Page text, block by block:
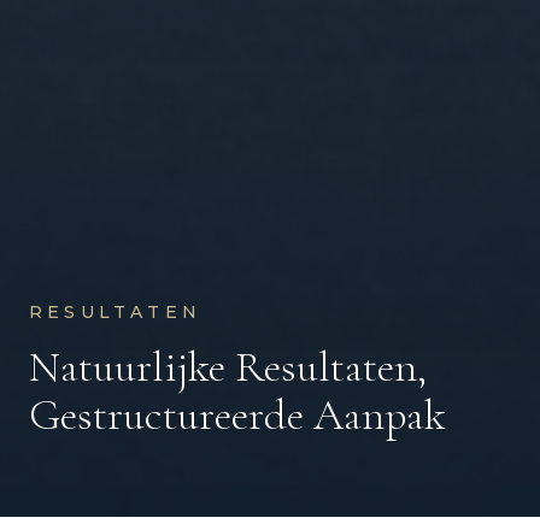
RESULTATEN
Natuurlijke Resultaten,
Gestructureerde Aanpak